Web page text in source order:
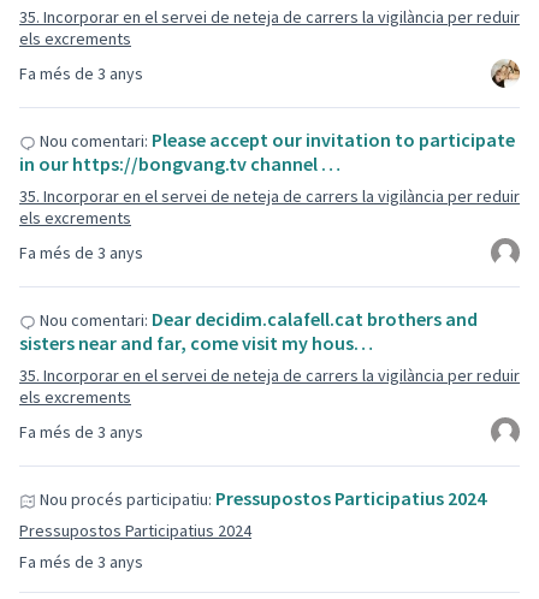
Fa més de 3 anys
35. Incorporar en el servei de neteja de carrers la vigilància per reduir
els excrements
Fa més de 3 anys
Nou comentari: Please accept our invitation to participate
in our https://bongvang.tv channel …
35. Incorporar en el servei de neteja de carrers la vigilància per reduir
els excrements
Fa més de 3 anys
Nou comentari: Dear decidim.calafell.cat brothers and
sisters near and far, come visit my hous…
35. Incorporar en el servei de neteja de carrers la vigilància per reduir
els excrements
Fa més de 3 anys
Nou procés participatiu: Pressupostos Participatius 2024
Pressupostos Participatius 2024